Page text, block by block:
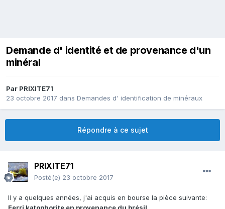
Demande d' identité et de provenance d'un
minéral
Par PRIXITE71
23 octobre 2017 dans Demandes d' identification de minéraux
Répondre à ce sujet
PRIXITE71
Posté(e) 23 octobre 2017
Il y a quelques années, j'ai acquis en bourse la pièce suivante: